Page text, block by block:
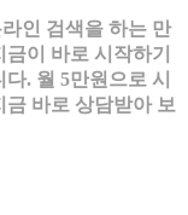
인 검색을 하는 만
이 바로 시작하기
. 월 5만원으로 시
바로 상담받아 보